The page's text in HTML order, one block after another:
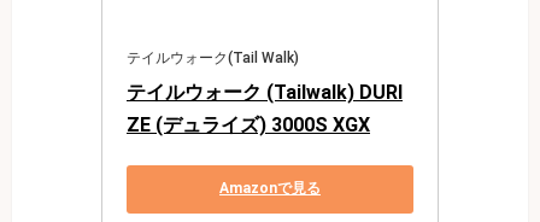
テイルウォーク(Tail Walk)
テイルウォーク (Tailwalk) DURI
ZE (デュライズ) 3000S XGX
Amazonで見る